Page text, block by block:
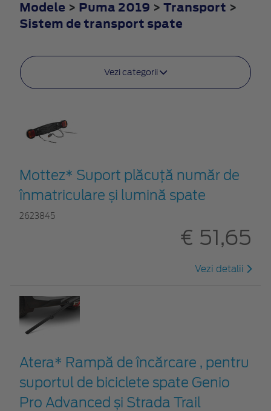
Modele > Puma 2019 > Transport >
Sistem de transport spate
Vezi categorii
Mottez* Suport plăcuță număr de
înmatriculare și lumină spate
2623845
€ 51,65
Vezi detalii
Atera* Rampă de încărcare , pentru
suportul de biciclete spate Genio
Pro Advanced și Strada Trail